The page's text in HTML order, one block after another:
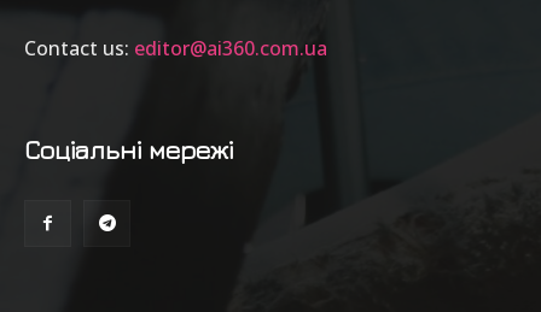
Contact us: editor@ai360.com.ua
Соціальні мережі